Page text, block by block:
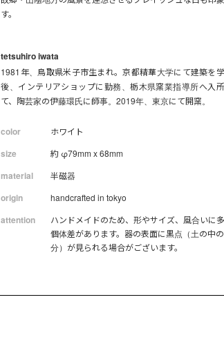
す。
tetsuhiro iwata
1981年、鳥取県米子市生まれ。京都精華大学にて建築を
後、インテリアショップに勤務、栃木県窯業指導所へ入
て、陶芸家の伊藤環氏に師事。2019年、東京にて開窯。
color ホワイト
size 約 φ79mm x 68mm
material 半磁器
origin handcrafted in tokyo
attention
ハンドメイドのため、形やサイズ、風合いに
個体差があります。器の表面に黒点（土の中
分）が見られる場合がございます。